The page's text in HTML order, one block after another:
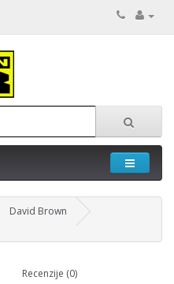
David Brown
Recenzije (0)